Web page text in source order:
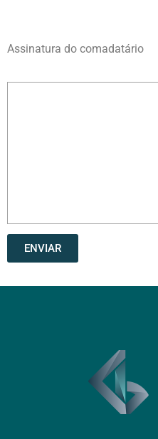
Assinatura do comadatário
ENVIAR